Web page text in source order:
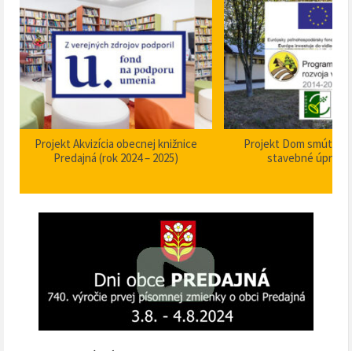
Projekt Akvizícia obecnej knižnice
Predajná (rok 2024 – 2025)
Projekt Dom smútku
stavebné úpravy